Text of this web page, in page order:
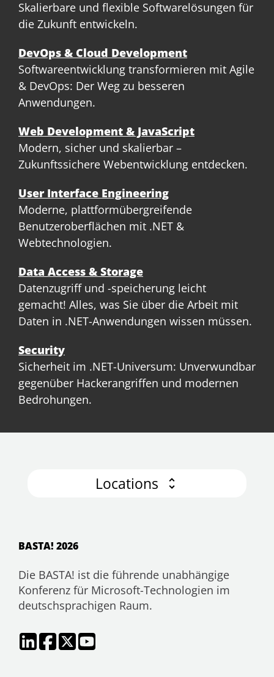
Skalierbare und flexible Softwarelösungen für
die Zukunft entwickeln.
DevOps & Cloud Development
Softwareentwicklung transformieren mit Agile
& DevOps: Der Weg zu besseren
Anwendungen.
Web Development & JavaScript
Modern, sicher und skalierbar –
Zukunftssichere Webentwicklung entdecken.
User Interface Engineering
Moderne, plattformübergreifende
Benutzeroberflächen mit .NET &
Webtechnologien.
Data Access & Storage
Datenzugriff und -speicherung leicht
gemacht! Alles, was Sie über die Arbeit mit
Daten in .NET-Anwendungen wissen müssen.
Security
Sicherheit im .NET-Universum: Unverwundbar
gegenüber Hackerangriffen und modernen
Bedrohungen.
Locations
BASTA! 2026
Die BASTA! ist die führende unabhängige
Konferenz für Microsoft-Technologien im
deutschsprachigen Raum.